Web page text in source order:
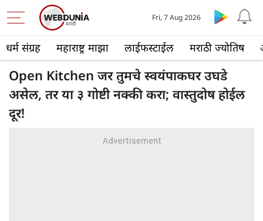
धर्म संग्रह महाराष्ट्र माझा लाईफस्टाईल मराठी ज्योतिष
Fri, 7 Aug 2026
Open Kitchen जर तुमचे स्वयंपाकघर उघडे
असेल, तर या ३ गोष्टी नक्की करा; वास्तुदोष होईल
दूर!